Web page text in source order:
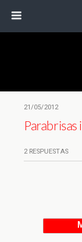
21/05/2012
Parabrisas
2 RESPUESTAS